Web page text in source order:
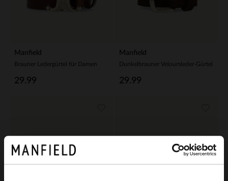
Manfield
Brauner Ledergürtel für Damen
29.99
Manfield
Dunkelbrauner Veloursleder-Gürtel
29.99